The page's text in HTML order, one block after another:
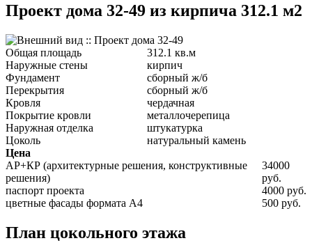
Проект дома 32-49 из кирпича 312.1 м2
Общая площадь
312.1 кв.м
Наружные стены
кирпич
Фундамент
сборный ж/б
Перекрытия
сборный ж/б
Кровля
чердачная
Покрытие кровли
металлочерепица
Наружная отделка
штукатурка
Цоколь
натуральный камень
Цена
АР+КР (архитектурные решения, конструктивные
решения)
34000
руб.
паспорт проекта
4000 руб.
цветные фасады формата А4
500 руб.
План цокольного этажа